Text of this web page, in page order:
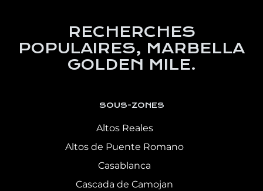
RECHERCHES
POPULAIRES, MARBELLA
GOLDEN MILE.
SOUS-ZONES
Altos Reales
Altos de Puente Romano
Casablanca
Cascada de Camojan